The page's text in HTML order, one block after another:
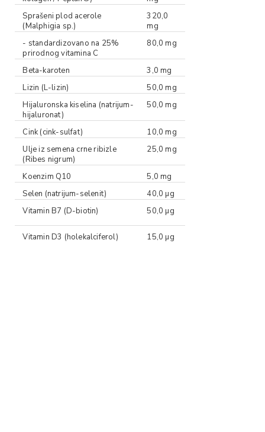
Sprašeni plod acerole
(Malphigia sp.)
320,0
mg
- standardizovano na 25%
prirodnog vitamina C
80,0 mg
Beta-karoten
3,0 mg
Lizin (L-lizin)
50,0 mg
Hijaluronska kiselina (natrijum-
hijaluronat)
50,0 mg
Cink (cink-sulfat)
10,0 mg
Ulje iz semena crne ribizle
(Ribes nigrum)
25,0 mg
Koenzim Q10
5,0 mg
Selen (natrijum-selenit)
40,0 µg
Vitamin B7 (D-biotin)
50,0 µg
Vitamin D3 (holekalciferol) 15,0 µg